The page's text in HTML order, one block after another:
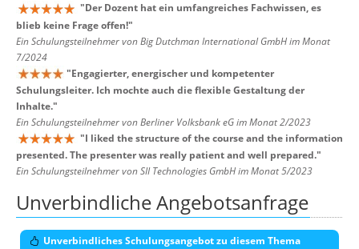
"Der Dozent hat ein umfangreiches Fachwissen, es
blieb keine Frage offen!"
Ein Schulungsteilnehmer von Big Dutchman International GmbH im Monat
7/2024
"Engagierter, energischer und kompetenter
Schulungsleiter. Ich mochte auch die flexible Gestaltung der
Inhalte."
Ein Schulungsteilnehmer von Berliner Volksbank eG im Monat 2/2023
"I liked the structure of the course and the information
presented. The presenter was really patient and well prepared."
Ein Schulungsteilnehmer von SII Technologies GmbH im Monat 5/2023
Unverbindliche Angebotsanfrage
Unverbindliches Schulungsangebot zu diesem Thema